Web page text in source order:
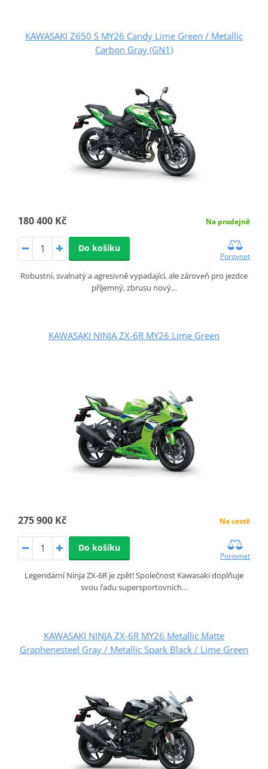
KAWASAKI Z650 S MY26 Candy Lime Green / Metallic
Carbon Gray (GN1)
180 400 Kč Na prodejně
Do košíku
Porovnat
Robustní, svalnatý a agresivně vypadající, ale zároveň pro jezdce
příjemný, zbrusu nový…
KAWASAKI NINJA ZX-6R MY26 Lime Green
275 900 Kč Na cestě
Do košíku
Porovnat
Legendární Ninja ZX-6R je zpět! Společnost Kawasaki doplňuje
svou řadu supersportovních…
KAWASAKI NINJA ZX-6R MY26 Metallic Matte
Graphenesteel Gray / Metallic Spark Black / Lime Green